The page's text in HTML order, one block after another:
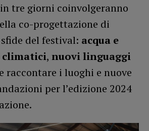
tre giorni coinvolgeranno
co-progettazione di
del festival: acqua e
climatici, nuovi linguaggi
raccontare i luoghi e nuove
per l’edizione 2024